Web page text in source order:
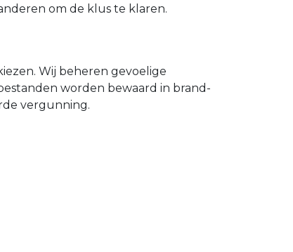
om de klus te klaren.
Wij beheren gevoelige
worden bewaard in brand-
vergunning.